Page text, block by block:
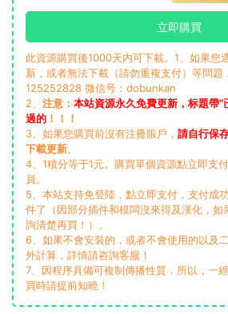
立即購買
此資源購買後1000天内可下載。1、如果您
新，或者無法下載（請勿重複支付）等問題
125252828 微信号：dobunkan
2、 注意： 本站資源永久免費更新，标題帶“
過的 ！！！
3、如果您購買前沒有注冊賬戶， 請自行保
下載更新。
4、1積分等于1元。購買單個資源點立即支
員。
5、本站支持免登陸，點立即支付，支付成
件了（因部分插件和模闆沒來得及漢化，如
詢清楚再買！）。
6、如果不會安裝的，或者不會使用的以及
外計算，詳情請咨詢客服！
7、因程序具備可複制傳播性質，所以，一
買時請提前知曉！